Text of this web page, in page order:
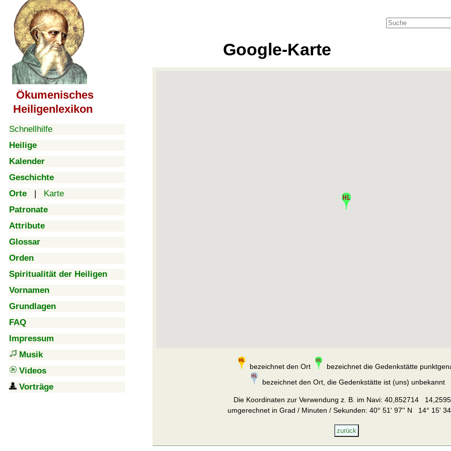
Ökumenisches
Heiligenlexikon
Schnellhilfe
Heilige
Kalender
Geschichte
Orte | Karte
Patronate
Attribute
Glossar
Orden
Spiritualität der Heiligen
Vornamen
Grundlagen
FAQ
Impressum
Musik
Videos
Vorträge
Google-Karte
bezeichnet den Ort
bezeichnet die Gedenkstätte
bezeichnet den Ort, die Gedenkstätte ist (uns) unbekannt
Die Koordinaten zur Verwendung z. B. im Navi: 40,852714
umgerechnet in Grad / Minuten / Sekunden: 40° 51' 97'' N 14° 15'